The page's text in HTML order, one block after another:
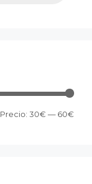
Precio: 30€ — 60€